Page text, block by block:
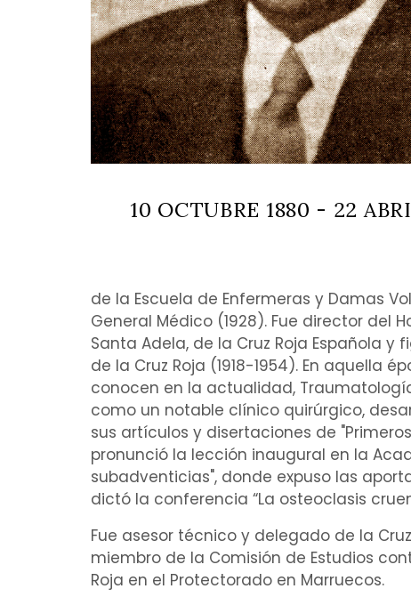
10 OCTUBRE 1880 - 22
de la Escuela de Enfermeras y Damas
General Médico (1928). Fue director del
Santa Adela, de la Cruz Roja Española
de la Cruz Roja (1918-1954). En aquella
conocen en la actualidad,
como un notable clínico quirúrgico,
sus artículos y disertaciones de "
pronunció la lección inaugural en la
subadventicias", donde expuso las
dictó la conferencia “La osteoclasis
Fue asesor técnico y delegado de la
miembro de la Comisión de Estudios
Roja en el Protectorado en Marruecos.